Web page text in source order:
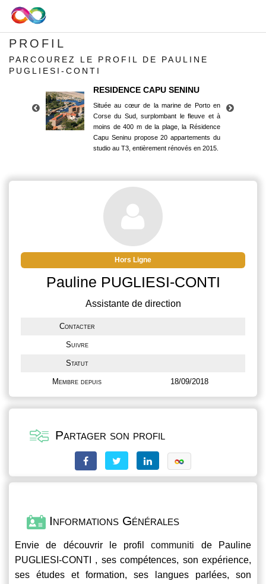
PROFIL
PARCOUREZ LE PROFIL DE PAULINE
PUGLIESI-CONTI
RESIDENCE CAPU SENINU
Située au cœur de la marine de Porto en
Corse du Sud, surplombant le fleuve et à
moins de 400 m de la plage, la Résidence
Capu Seninu propose 20 appartements du
studio au T3, entièrement rénovés en 2015.
Corse du Sud, surplombant le fleuve et à
moins de 400 m de la plage, la Résidence
Capu Seninu propose 20 appartements du
studio au T3, entièrement rénovés en 2015.
Hors Ligne
Pauline PUGLIESI-CONTI
Assistante de direction
Contacter
Suivre
Statut
Membre depuis 18/09/2018
Partager son profil
Informations Générales
Envie de découvrir le profilcommuniti de Pauline
PUGLIESI-CONTI , ses compétences, son expérience,
ses études et formation, ses langues parlées, son